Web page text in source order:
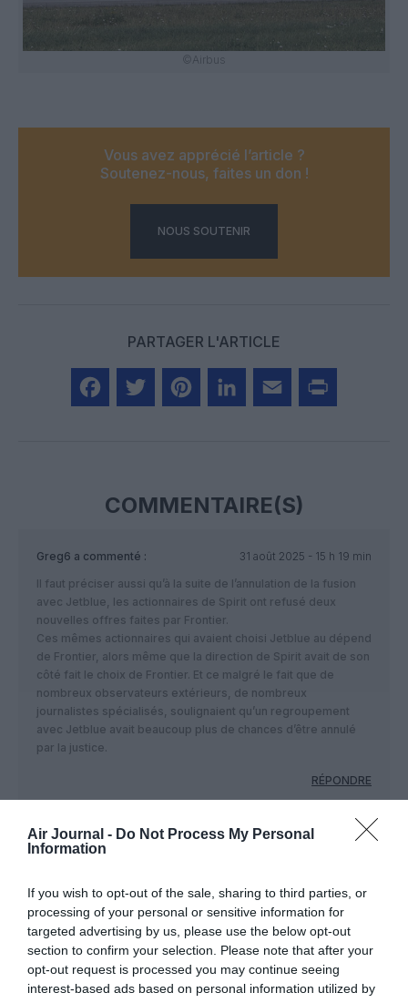
Air Journal - Do Not Process My Personal
Information
If you wish to opt-out of the sale, sharing to third parties, or
processing of your personal or sensitive information for
targeted advertising by us, please use the below opt-out
section to confirm your selection. Please note that after your
opt-out request is processed you may continue seeing
interest-based ads based on personal information utilized by
©Airbus
Vous avez apprécié l’article ?
Soutenez-nous, faites un don !
NOUS SOUTENIR
PARTAGER L'ARTICLE
COMMENTAIRE(S)
Greg6 a commenté :
31 août 2025 - 15 h 19 min
Il faut préciser aussi qu’à la suite de l’annulation de la fusion
avec Jetblue, les actionnaires de Spirit ont refusé deux
nouvelles offres faites par Frontier.
Ces mêmes actionnaires qui avaient choisi Jetblue au dépend
de Frontier, alors même que la direction de Spirit avait de son
côté fait le choix de Frontier. Et ce malgré le fait que de
nombreux observateurs extérieurs, de nombreux
journalistes spécialisés, soulignaient qu’un regroupement
avec Jetblue avait beaucoup plus de chances d’être annulé
par la justice.
RÉPONDRE
pierrea commenté :
l’avenir va certainement vite se concrétiser …(rachat,
fusion…..ou disparition ???)
RÉPONDRE